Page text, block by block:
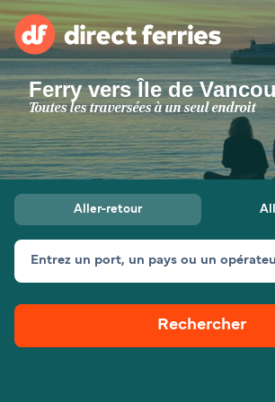
Compagnies de ferry
Pays
Billet de bateau
Traversées et ports
Canada (FR)
Mon Compte
Ferry vers Île de
Toutes les traversées à un seul endroit
Aller-retour
Entrez un port, un pays ou un
Rechercher